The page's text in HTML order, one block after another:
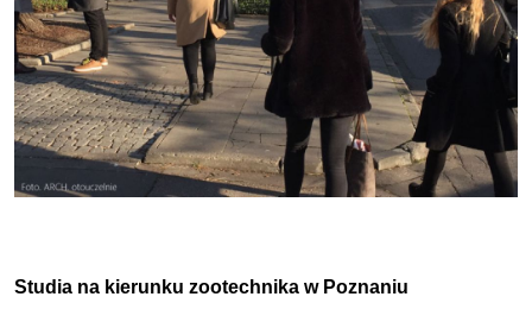
Studia na kierunku zootechnika w Poznaniu